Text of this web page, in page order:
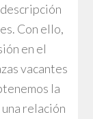
Con ello,
en el
vacantes
la
relación